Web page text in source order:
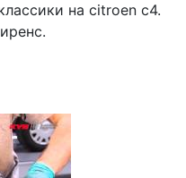
на citroen c4.